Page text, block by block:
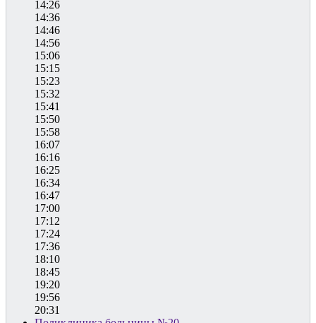
14:26
14:36
14:46
14:56
15:06
15:15
15:23
15:32
15:41
15:50
15:58
16:07
16:16
16:25
16:34
16:47
17:00
17:12
17:24
17:36
18:10
18:45
19:20
19:56
20:31